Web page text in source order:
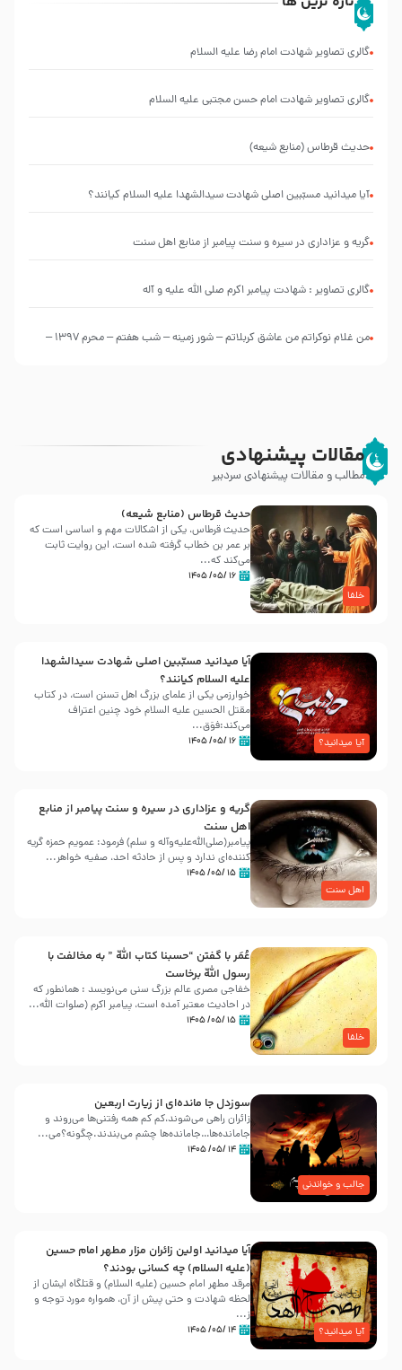
گالری تصاویر شهادت امام رضا علیه السلام
گالری تصاویر شهادت امام حسن مجتبی علیه السلام
حدیث قرطاس (منابع شیعه)
آیا میدانید مسبّبین اصلی شهادت سیدالشهدا علیه ‌السلام کیانند؟
گریه و عزاداری در سیره و سنت پیامبر از منابع اهل سنت
گالری تصاویر : شهادت پیامبر اکرم صلی الله علیه و آله
من غلام نوکراتم من عاشق کربلاتم – شور زمینه – شب هفتم – محرم 1397 –
مقالات پیشنهادی
مطالب و مقالات پیشنهادی سردبیر
خلفا
حدیث قرطاس (منابع شیعه)
حدیث قرطاس، یکی از اشکالات مهم و اساسی است که
بر عمر بن خطاب گرفته شده است، این روایت ثابت
می‌کند که...
۱۶ /۰۵/ ۱۴۰۵
آیا میدانید؟
آیا میدانید مسبّبین اصلی شهادت سیدالشهدا
علیه ‌السلام کیانند؟
خوارزمی یکی از علمای بزرگ اهل تسنن است، در کتاب
مقتل الحسین علیه ‌السلام خود چنین اعتراف
می‌کند:فوَق...
۱۶ /۰۵/ ۱۴۰۵
اهل سنت
گریه و عزاداری در سیره و سنت پیامبر از منابع
اهل سنت
پیامبر(صلی‌الله‌علیه‌وآله و سلم) فرمود: عمویم حمزه گریه
کننده‌ای ندارد و پس از حادثه احد، صفیه خواهر...
۱۵ /۰۵/ ۱۴۰۵
خلفا
عُمَر با گفتن “حسبنا كتاب اللّه ” به مخالفت با
رسول اللّه برخاست
خفاجی مصری عالم بزرگ سنی می‌نویسد : همانطور که
در احادیث معتبر آمده است، پیامبر اکرم (صلوات اللّه...
۱۵ /۰۵/ ۱۴۰۵
جالب و خواندنی
سوزدل جا مانده‌ای از زیارت اربعین
زائران راهی می‌شوند،کم‌ کم همه رفتنی‌ها می‌روند و
جامانده‌ها…جامانده‌ها چشم می‌بندند.چگونه؟می‌...
۱۴ /۰۵/ ۱۴۰۵
آیا میدانید؟
آیا میدانید اولین زائران مزار مطهر امام حسین
(علیه السلام) چه کسانی بودند؟
مرقد مطهر امام حسین (علیه السلام) و قتلگاه ایشان از
لحظه شهادت و حتی پیش از آن، همواره مورد توجه و
ز...
۱۴ /۰۵/ ۱۴۰۵